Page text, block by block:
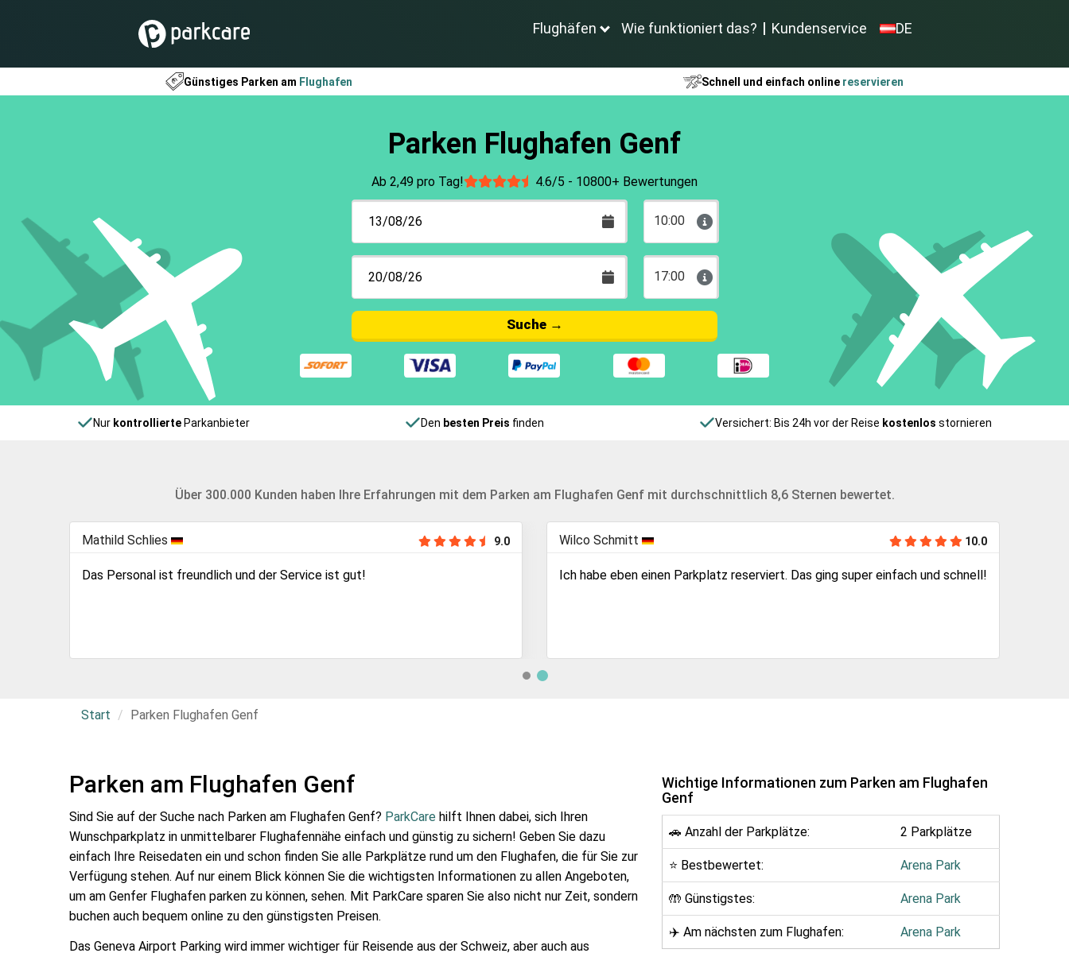
Flughäfen Wie funktioniert das? Kundenservice DE
Günstiges Parken am Flughafen Schnell und einfach online reservieren
Parken Flughafen Genf
Ab 2,49 pro Tag! 4.6/5 - 10800+ Bewertungen
10:00
17:00
Suche→
Nur kontrollierteParkanbieter Den besten Preis finden Versichert: Bis 24h vor der Reise kostenlos stornieren
Über 300.000 Kunden haben Ihre Erfahrungen mit dem Parken am Flughafen Genf mit durchschnittlich 8,6 Sternen bewertet.
Mathild Schlies 9.0
Das Personal ist freundlich und der Service ist gut!
Wilco Schmitt 10.0
Ich habe eben einen Parkplatz reserviert. Das ging super einfach und schnell!
Start Parken Flughafen Genf
Wichtige Informationen zum Parken am Flughafen
Genf
🚗 Anzahl der Parkplätze: 2 Parkplätze
⭐ Bestbewertet: Arena Park
🤲 Günstigstes: Arena Park
✈️ Am nächsten zum Flughafen: Arena Park
Parken am Flughafen Genf
Sind Sie auf der Suche nach Parken am Flughafen Genf? ParkCare hilft Ihnen dabei, sich Ihren
Wunschparkplatz in unmittelbarer Flughafennähe einfach und günstig zu sichern! Geben Sie dazu
einfach Ihre Reisedaten ein und schon finden Sie alle Parkplätze rund um den Flughafen, die für Sie zur
Verfügung stehen. Auf nur einem Blick können Sie die wichtigsten Informationen zu allen Angeboten,
um am Genfer Flughafen parken zu können, sehen. Mit ParkCare sparen Sie also nicht nur Zeit, sondern
buchen auch bequem online zu den günstigsten Preisen.
Das Geneva Airport Parking wird immer wichtiger für Reisende aus der Schweiz, aber auch aus